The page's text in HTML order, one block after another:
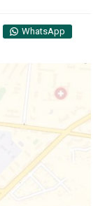
WhatsApp